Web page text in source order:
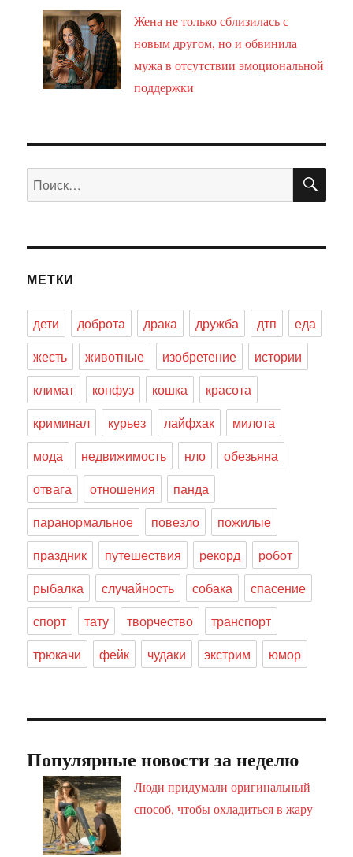
Жена не только сблизилась с
новым другом, но и обвинила
мужа в отсутствии эмоциональной
поддержки
Искать:
МЕТКИ
дети доброта драка дружба дтп
еда
жесть
животные изобретение
истории
климат
конфуз кошка
красота
криминал
курьез лайфхак
милота
мода
недвижимость нло
обезьяна
отвага
отношения
панда
паранормальное
повезло
пожилые
праздник
путешествия рекорд
робот
рыбалка
случайность собака
спасение
спорт
тату творчество
транспорт
трюкачи
фейк чудаки экстрим юмор
Популярные новости за неделю
Люди придумали оригинальный
способ, чтобы охладиться в жару